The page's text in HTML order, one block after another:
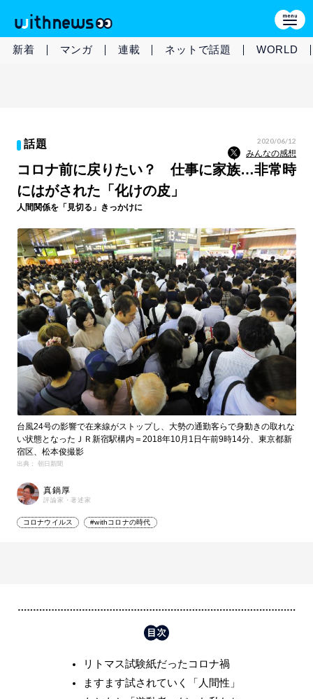
新着 マンガ 連載 ネットで話題 WORLD
話題 2020/06/12
みんなの感想
コロナ前に戻りたい？ 仕事に家族…非常時
にはがされた「化けの皮」
人間関係を「見切る」きっかけに
台風24号の影響で在来線がストップし、大勢の通勤客らで身動きの取れな
い状態となったＪＲ新宿駅構内＝2018年10月1日午前9時14分、東京都新
宿区、松本俊撮影
出典： 朝日新聞
真鍋厚
評論家・著述家
コロナウイルス #withコロナの時代
リトマス試験紙だったコロナ禍
ますます試されていく「人間性」